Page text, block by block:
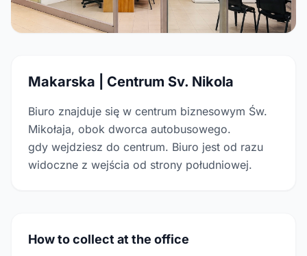
Makarska | Centrum Sv. Nikola
Biuro znajduje się w centrum biznesowym Św.
Mikołaja, obok dworca autobusowego.
gdy wejdziesz do centrum. Biuro jest od razu
widoczne z wejścia od strony południowej.
How to collect at the office